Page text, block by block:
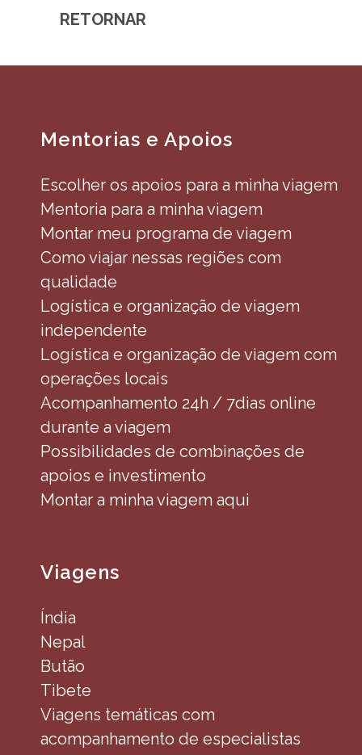
RETORNAR
Mentorias e Apoios
Escolher os apoios para a minha viagem
Mentoria para a minha viagem
Montar meu programa de viagem
Como viajar nessas regiões com
qualidade
Logística e organização de viagem
independente
Logística e organização de viagem com
operações locais
Acompanhamento 24h / 7dias online
durante a viagem
Possibilidades de combinações de
apoios e investimento
Montar a minha viagem aqui
Viagens
Índia
Nepal
Butão
Tibete
Viagens temáticas com
acompanhamento de especialistas